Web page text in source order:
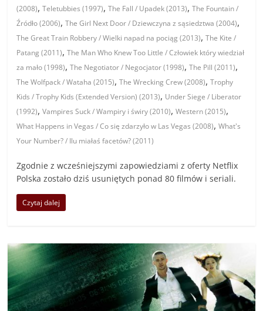
(2008),Teletubbies (1997),The Fall / Upadek (2013),The Fountain /
Źródło (2006),The Girl Next Door / Dziewczyna z sąsiedztwa (2004),
The Great Train Robbery / Wielki napad na pociąg (2013),The Kite /
Patang (2011),The Man Who Knew Too Little / Człowiek który wiedział
za mało (1998),The Negotiator / Negocjator (1998),The Pill (2011),
The Wolfpack / Wataha (2015),The Wrecking Crew (2008),Trophy
Kids / Trophy Kids (Extended Version) (2013), Under Siege / Liberator
(1992),Vampires Suck / Wampiry i świry (2010),Western (2015),
What Happens in Vegas / Co się zdarzyło w Las Vegas (2008),What's
Your Number? / Ilu miałaś facetów? (2011)
Zgodnie z wcześniejszymi zapowiedziami z oferty Netflix
Polska zostało dziś usuniętych ponad 80 filmów i seriali.
Czytaj dalej